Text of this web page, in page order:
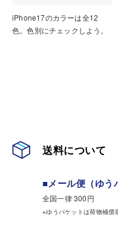
iPhone17のカラーは全12
色。色別にチェックしよう。
送料について
■メール便（ゆう
全国一律 300円
※ゆうパケットは荷物補償